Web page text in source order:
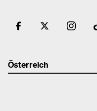
Österreich